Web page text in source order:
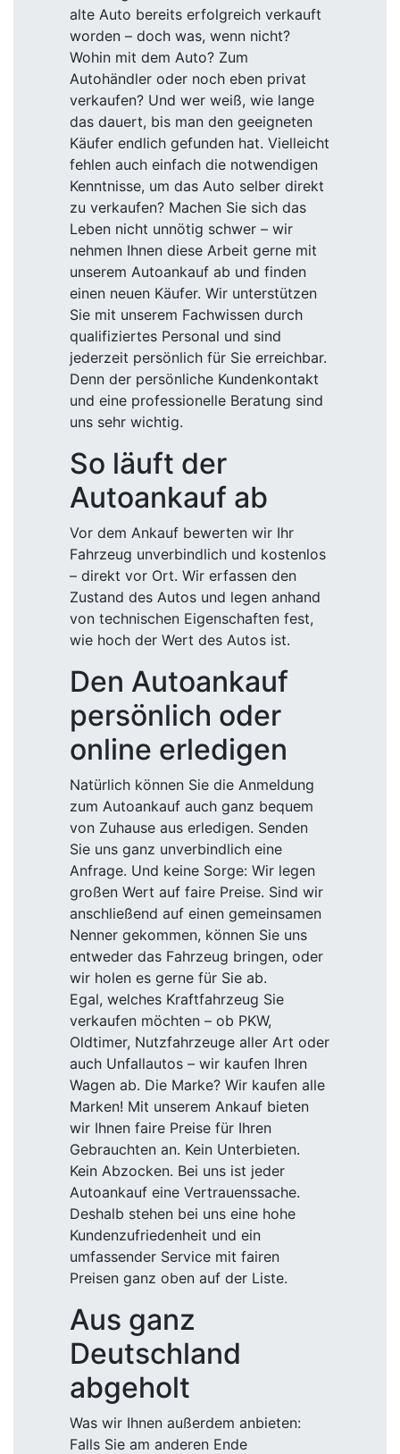
alte Auto bereits erfolgreich verkauft
worden – doch was, wenn nicht?
Wohin mit dem Auto? Zum
Autohändler oder noch eben privat
verkaufen? Und wer weiß, wie lange
das dauert, bis man den geeigneten
Käufer endlich gefunden hat. Vielleicht
fehlen auch einfach die notwendigen
Kenntnisse, um das Auto selber direkt
zu verkaufen? Machen Sie sich das
Leben nicht unnötig schwer – wir
nehmen Ihnen diese Arbeit gerne mit
unserem Autoankauf ab und finden
einen neuen Käufer. Wir unterstützen
Sie mit unserem Fachwissen durch
qualifiziertes Personal und sind
jederzeit persönlich für Sie erreichbar.
Denn der persönliche Kundenkontakt
und eine professionelle Beratung sind
uns sehr wichtig.
So läuft der
Autoankauf ab
Vor dem Ankauf bewerten wir Ihr
Fahrzeug unverbindlich und kostenlos
– direkt vor Ort. Wir erfassen den
Zustand des Autos und legen anhand
von technischen Eigenschaften fest,
wie hoch der Wert des Autos ist.
Den Autoankauf
persönlich oder
online erledigen
Natürlich können Sie die Anmeldung
zum Autoankauf auch ganz bequem
von Zuhause aus erledigen. Senden
Sie uns ganz unverbindlich eine
Anfrage. Und keine Sorge: Wir legen
großen Wert auf faire Preise. Sind wir
anschließend auf einen gemeinsamen
Nenner gekommen, können Sie uns
entweder das Fahrzeug bringen, oder
wir holen es gerne für Sie ab.
Egal, welches Kraftfahrzeug Sie
verkaufen möchten – ob PKW,
Oldtimer, Nutzfahrzeuge aller Art oder
auch Unfallautos – wir kaufen Ihren
Wagen ab. Die Marke? Wir kaufen alle
Marken! Mit unserem Ankauf bieten
wir Ihnen faire Preise für Ihren
Gebrauchten an. Kein Unterbieten.
Kein Abzocken. Bei uns ist jeder
Autoankauf eine Vertrauenssache.
Deshalb stehen bei uns eine hohe
Kundenzufriedenheit und ein
umfassender Service mit fairen
Preisen ganz oben auf der Liste.
Aus ganz
Deutschland
abgeholt
Was wir Ihnen außerdem anbieten:
Falls Sie am anderen Ende